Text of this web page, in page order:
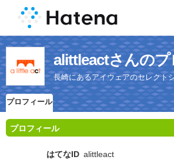
alittleactさんの
長崎にあるアイウェアのセレクト
プロフィール
プロフィール
はてなID alittleact